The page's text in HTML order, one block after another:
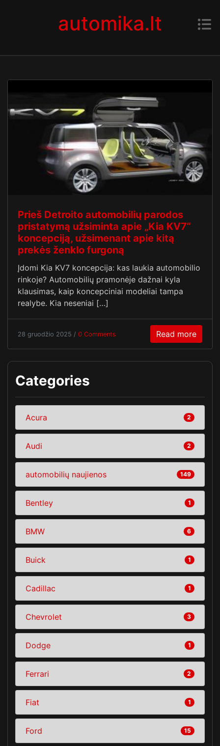
automika.lt
Prieš Detroito automobilių parodos
pristatymą užsiminta apie „Kia KV7“
koncepciją, užsimenant apie kitą
prekės ženklo furgoną
Įdomi Kia KV7 koncepcija: kas laukia automobilio
rinkoje? Automobilių pramonėje dažnai kyla
klausimas, kaip koncepciniai modeliai tampa
realybe. Kia neseniai […]
28 gruodžio 2025 / 0 Comments Read more
Categories
Acura 2
Audi 2
automobilių naujienos 149
Bentley 1
BMW 6
Buick 1
Cadillac 1
Chevrolet 3
Dodge 1
Ferrari 2
Fiat 1
Ford 15